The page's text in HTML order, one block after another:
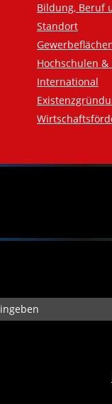
Bildung, Beruf
Standort
Hochschulen
International